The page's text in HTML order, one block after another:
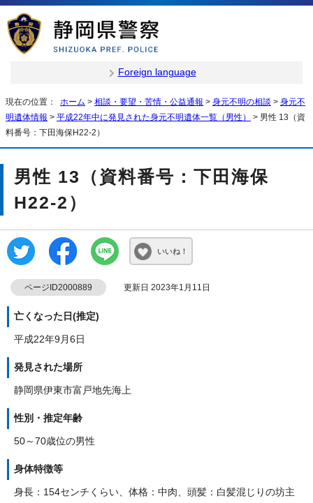
Foreign language
現在の位置： ホーム > 相談・要望・苦情・公益通報 > 身元不明の相談 > 身元不
明遺体情報 > 平成22年中に発見された身元不明遺体一覧（男性）
> 男性 13（資
料番号：下田海保H22-2）
男性 13（資料番号：下田海保
H22-2）
いいね！
ページID2000889 更新日 2023年1月11日
亡くなった日(推定)
平成22年9月6日
発見された場所
静岡県伊東市富戸地先海上
性別・推定年齢
50～70歳位の男性
身体特徴等
身長：154センチくらい、体格：中肉、頭髪：白髪混じりの坊主